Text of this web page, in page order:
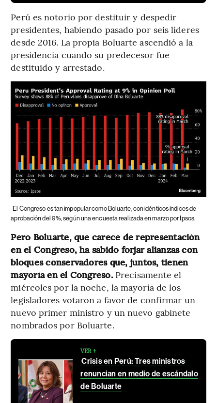
Perú es notorio por destituir y despedir
presidentes, habiendo pasado por seis líderes
desde 2016. La propia Boluarte ascendió a la
presidencia cuando su predecesor fue
destituido y arrestado.
El Congreso es tan impopular como Boluarte, con idénticos índices de
aprobación del 9%, según una encuesta realizada en marzo por Ipsos.
Pero Boluarte, que carece de representación
en el Congreso, ha sabido forjar alianzas con
bloques conservadores que, juntos, tienen
mayoría en el Congreso.Precisamente el
miércoles por la noche, la mayoría de los
legisladores votaron a favor de confirmar un
nuevo primer ministro y un nuevo gabinete
nombrados por Boluarte.
VER +
Crisis en Perú: Tres ministros
renuncian en medio de escándalo
de Boluarte